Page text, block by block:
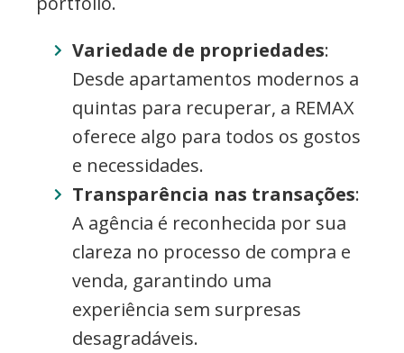
Variedade de propriedades:
Desde apartamentos modernos a
quintas para recuperar, a REMAX
oferece algo para todos os gostos
e necessidades.
Transparência nas transações:
A agência é reconhecida por sua
clareza no processo de compra e
venda, garantindo uma
experiência sem surpresas
desagradáveis.